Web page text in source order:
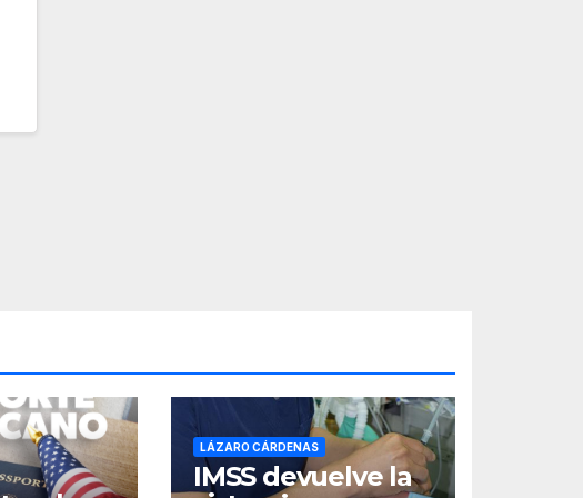
LÁZARO CÁRDENAS
IMSS devuelve la